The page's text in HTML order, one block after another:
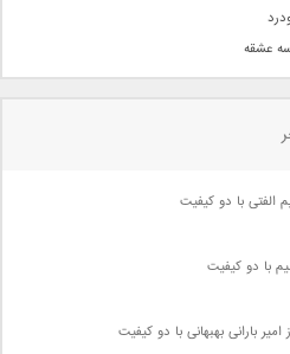
عشقه
الفتی با دو کیفیت
با دو کیفیت
بارانی بهبهانی با دو کیفیت